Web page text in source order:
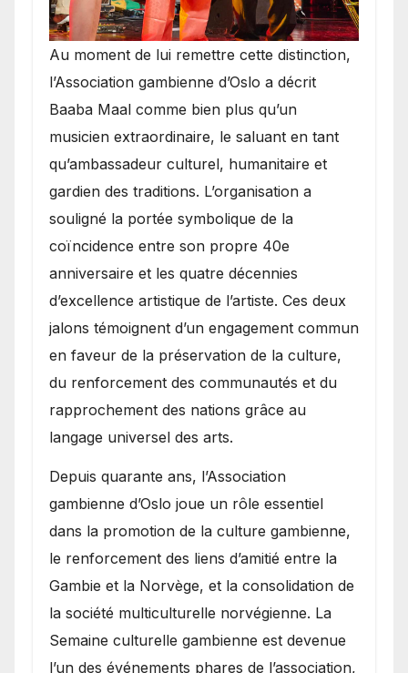
​Au moment de lui remettre cette distinction,
l’Association gambienne d’Oslo a décrit
Baaba Maal comme bien plus qu’un
musicien extraordinaire, le saluant en tant
qu’ambassadeur culturel, humanitaire et
gardien des traditions. L’organisation a
souligné la portée symbolique de la
coïncidence entre son propre 40e
anniversaire et les quatre décennies
d’excellence artistique de l’artiste. Ces deux
jalons témoignent d’un engagement commun
en faveur de la préservation de la culture,
du renforcement des communautés et du
rapprochement des nations grâce au
langage universel des arts.
​Depuis quarante ans, l’Association
gambienne d’Oslo joue un rôle essentiel
dans la promotion de la culture gambienne,
le renforcement des liens d’amitié entre la
Gambie et la Norvège, et la consolidation de
la société multiculturelle norvégienne. La
Semaine culturelle gambienne est devenue
l’un des événements phares de l’association,